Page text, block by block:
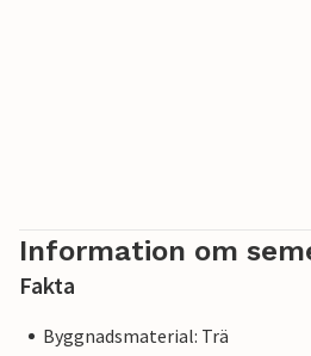
Information om
Fakta
Byggnadsmaterial: Trä